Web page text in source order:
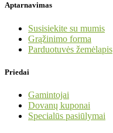
Aptarnavimas
Susisiekite su mumis
Grąžinimo forma
Parduotuvės žemėlapis
Priedai
Gamintojai
Dovanų kuponai
Specialūs pasiūlymai